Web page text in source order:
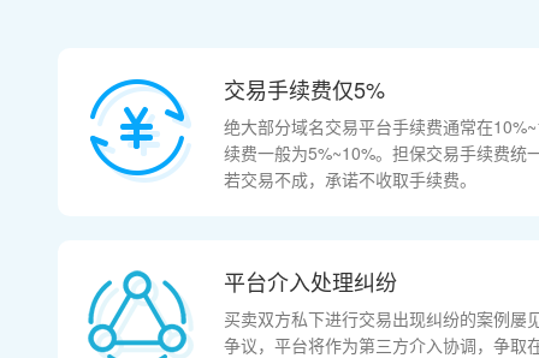
交易手续费仅5%
绝大部分域名交易平台手续费通常在
续费一般为5%~10%。担保交易手续费统
若交易不成，承诺不收取手续费。
平台介入处理纠纷
买卖双方私下进行交易出现纠纷的案例屡
争议，平台将作为第三方介入协调，争取